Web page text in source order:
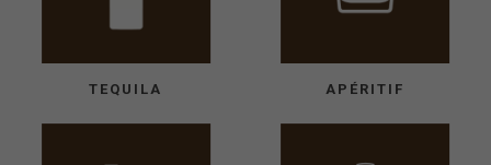
TEQUILA APÉRITIF